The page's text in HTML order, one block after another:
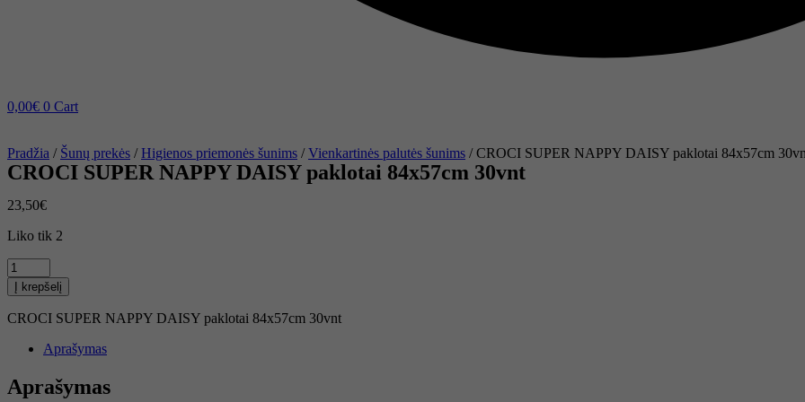
0,00€ 0 Cart
Pradžia / Šunų prekės /Higienos priemonės šunims /Vienkartinės palutės šunims / CROCI SUPER NAPPY DAISY paklotai 84x57cm
CROCI SUPER NAPPY DAISY paklotai 84x57cm 30vnt
23,50€
Liko tik 2
produkto
kiekis:
CROCI
SUPER
DAISY
84x57cm
30vnt
Į krepšelį
CROCI SUPER NAPPY DAISY paklotai 84x57cm 30vnt
Aprašymas
Aprašymas